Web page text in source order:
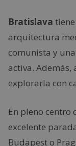
Bratislava
arquitectura
comunista y
activa. Además,
explorarla con
En pleno centro
excelente
Budapest o